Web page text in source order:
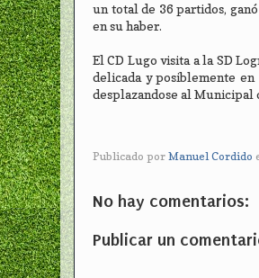
un total de 36 partidos,
en su haber.
El CD Lugo visita a la SD
delicada y posiblemente
desplazandose al Municipal
Publicado por Manuel Cordido
No hay comentarios:
Publicar un